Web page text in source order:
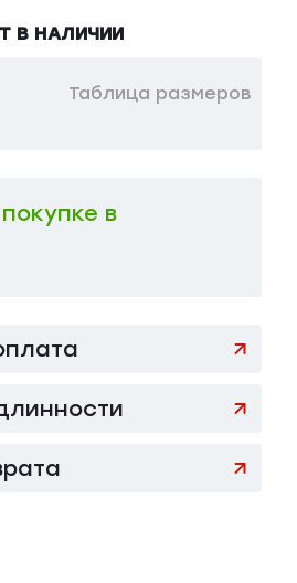
В НАЛИЧИИ
Таблица размеров
в